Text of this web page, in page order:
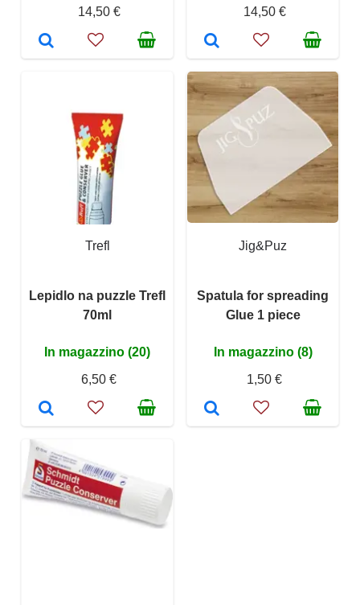
14,50 €
14,50 €
Trefl
Lepidlo na puzzle Trefl
70ml
In magazzino (20)
6,50 €
Jig&Puz
Spatula for spreading
Glue 1 piece
In magazzino (8)
1,50 €